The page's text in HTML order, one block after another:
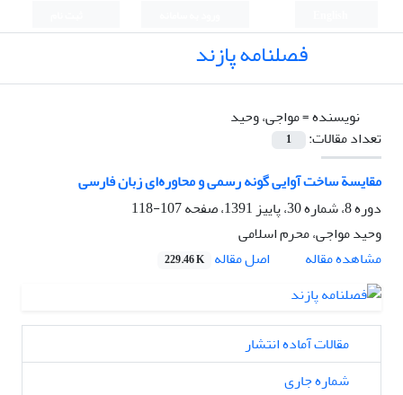
فصلنامه پازند
نویسنده =مواجی، وحید
تعداد مقالات:
1
مقایسة ساخت آوایی گونه رسمی و محاوره‌ای زبان فارسی
دوره 8، شماره 30، پاییز 1391، صفحه
107-118
وحید مواجی، محرم اسلامی
مشاهده مقاله
اصل مقاله 229.46 K
مقالات آماده انتشار
شماره جاری